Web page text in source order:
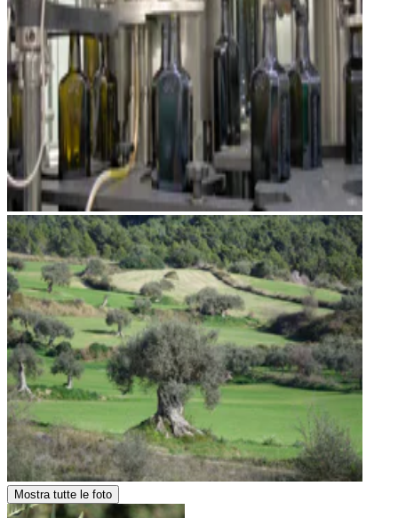
Mostra tutte le foto